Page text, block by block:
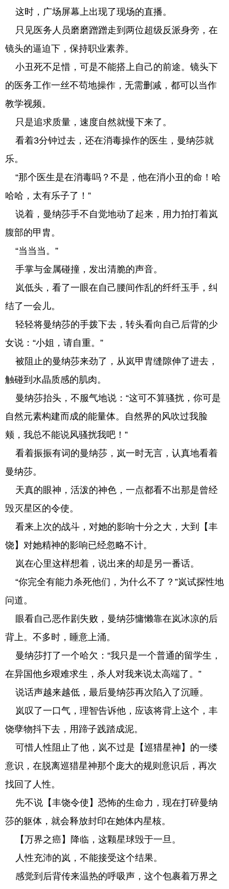
这时，广场屏幕上出现了现场的直播。
只见医务人员磨磨蹭蹭走到两位超级反派身旁，在
镜头的逼迫下，保持职业素养。
小丑死不足惜，可是不能搭上自己的前途。镜头下
的医务工作一丝不苟地操作，无需删减，都可以当作
教学视频。
只是追求质量，速度自然就慢下来了。
看着3分钟过去，还在消毒操作的医生，曼纳莎就
乐。
“那个医生是在消毒吗？不是，他在消小丑的命！哈
哈哈，太有乐子了！”
说着，曼纳莎手不自觉地动了起来，用力拍打着岚
腹部的甲胄。
“当当当。”
手掌与金属碰撞，发出清脆的声音。
岚低头，看了一眼在自己腰间作乱的纤纤玉手，纠
结了一会儿。
轻轻将曼纳莎的手拨下去，转头看向自己后背的少
女说：“小姐，请自重。”
被阻止的曼纳莎来劲了，从岚甲胄缝隙伸了进去，
触碰到水晶质感的肌肉。
曼纳莎抬头，不服气地说：“这可不算骚扰，你可是
自然元素构建而成的能量体。自然界的风吹过我脸
颊，我总不能说风骚扰我吧！”
看着振振有词的曼纳莎，岚一时无言，认真地看着
曼纳莎。
天真的眼神，活泼的神色，一点都看不出那是曾经
毁灭星区的令使。
看来上次的战斗，对她的影响十分之大，大到【丰
饶】对她精神的影响已经忽略不计。
岚在心里这样想着，说出来的却是另一番话。
“你完全有能力杀死他们，为什么不了？”岚试探性地
问道。
眼看自己恶作剧失败，曼纳莎慵懒靠在岚冰凉的后
背上。不多时，睡意上涌。
曼纳莎打了一个哈欠：“我只是一个普通的留学生，
在异国他乡艰难求生，杀人对我来说太高端了。”
说话声越来越低，最后曼纳莎再次陷入了沉睡。
岚叹了一口气，理智告诉他，应该将背上这个，丰
饶孽物抖下去，用蹄子践踏成泥。
可惜人性阻止了他，岚不过是【巡猎星神】的一缕
意识，在脱离巡猎星神那个庞大的规则意识后，再次
找回了人性。
先不说【丰饶令使】恐怖的生命力，现在打碎曼纳
莎的躯体，就会释放封印在她体内星核。
【万界之癌】降临，这颗星球毁于一旦。
人性充沛的岚，不能接受这个结果。
感觉到后背传来温热的呼吸声，这个包裹着万界之